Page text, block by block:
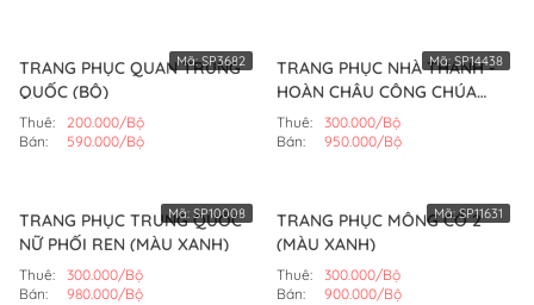
TRANG PHỤC QUAN TRUNG
QUỐC (BỘ)
Thuê:
200.000/Bộ
Bán:
590.000/Bộ
Mã:SP3682
TRANG PHỤC NHÀ THANH -
HOÀN CHÂU CÔNG CHÚA
MẪU SỐ 6 (BỘ)
Thuê:
300.000/Bộ
Bán:
950.000/Bộ
Mã:SP14438
TRANG PHỤC TRUNG QUỐC
NỮ PHỐI REN (MÀU XANH)
Thuê:
300.000/Bộ
Bán:
980.000/Bộ
Mã: SP10008
TRANG PHỤC MÔNG CỔ 2
(MÀU XANH)
Thuê:
300.000/Bộ
Bán:
900.000/Bộ
Mã:SP11631